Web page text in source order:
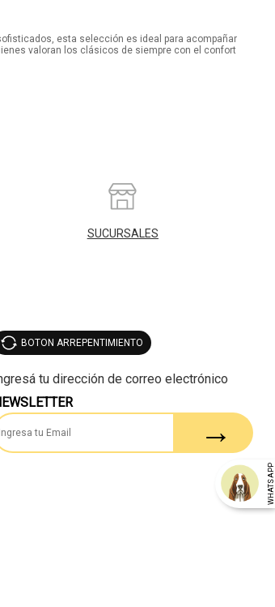
esta selección es ideal para acompañar
valoran los clásicos de siempre con el confort
SUCURSALES
WHATSAPP
BOTON ARREPENTIMIENTO